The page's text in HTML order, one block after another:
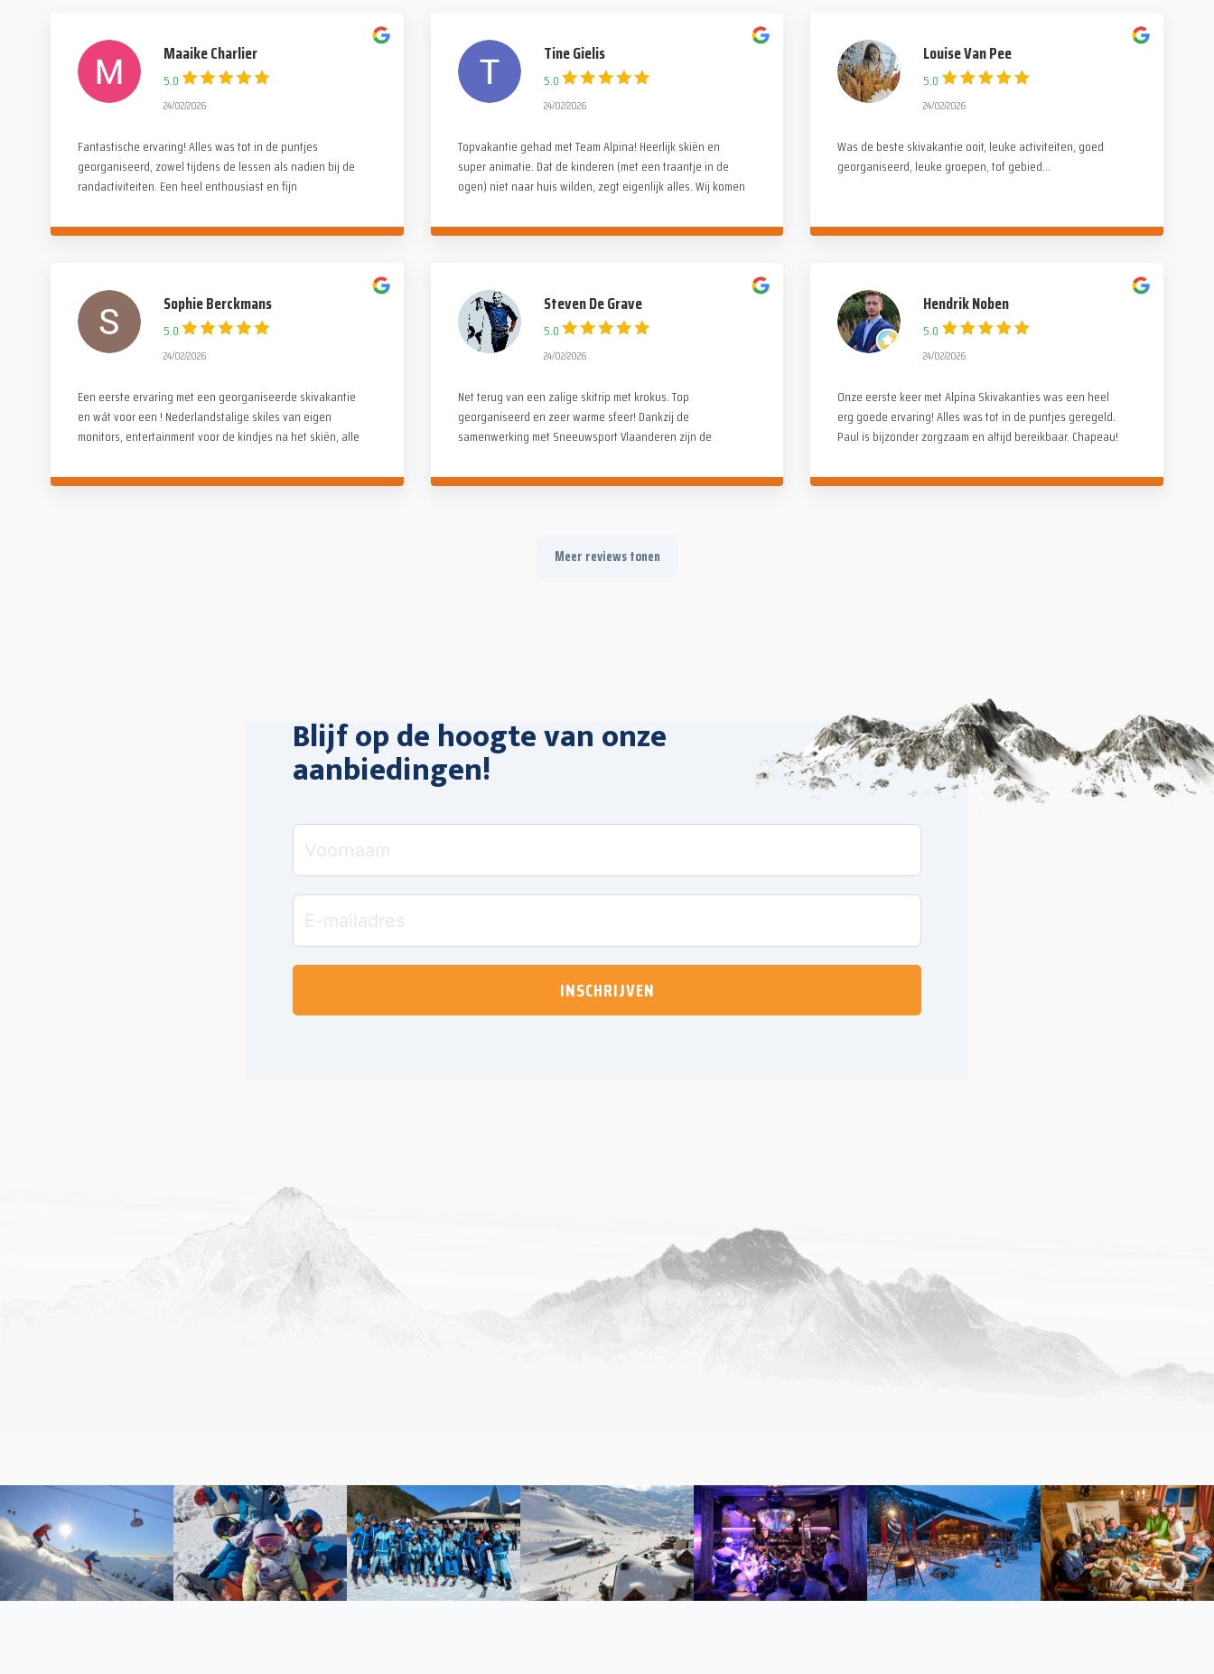
Maaike Charlier
5.0
24/02/2026
Fantastische ervaring! Alles was tot in de puntjes
georganiseerd, zowel tijdens de lessen als nadien bij de
randactiviteiten. Een heel enthousiast en fijn
sfeer onder de deelnemers. Een dikke dankjewel voor
Tine Gielis
5.0
24/02/2026
Topvakantie gehad met Team Alpina! Heerlijk skiën en
super animatie. Dat de kinderen (met een traantje in de
ogen) niet naar huis wilden, zegt eigenlijk alles. Wij komen
Louise Van Pee
5.0
24/02/2026
Was de beste skivakantie ooit, leuke activiteiten, goed
georganiseerd, leuke groepen, tof gebied...
Sophie Berckmans
5.0
24/02/2026
Een eerste ervaring met een georganiseerde skivakantie
en wát voor een ! Nederlandstalige skiles van eigen
monitors, entertainment voor de kindjes na het skiën, alle
organisatie. Wij hebben genoten !
Steven De Grave
5.0
24/02/2026
Net terug van een zalige skitrip met krokus. Top
georganiseerd en zeer warme sfeer! Dankzij de
samenwerking met Sneeuwsport Vlaanderen zijn de
en de ganse Alpina crew!
Hendrik Noben
5.0
24/02/2026
Onze eerste keer met Alpina Skivakanties was een heel
erg goede ervaring! Alles was tot in de puntjes geregeld.
Paul is bijzonder zorgzaam en altijd bereikbaar. Chapeau!
kinderen als volwassenen. Op en naast de piste
Meer reviews tonen
Blijf op de hoogte van onze
aanbiedingen!
INSCHRIJVEN